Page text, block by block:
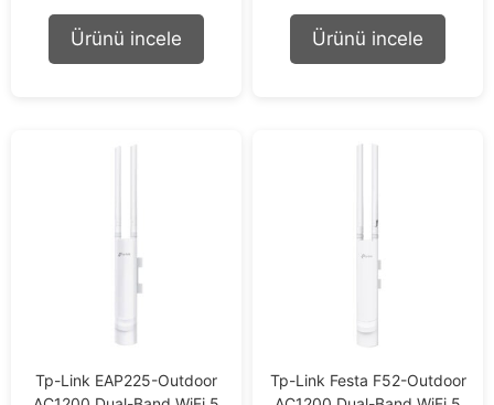
o
f
Ürünü incele
o
f
Ürünü incele
Tp-Link EAP225-Outdoor
Tp-Link Festa F52-Outdoor